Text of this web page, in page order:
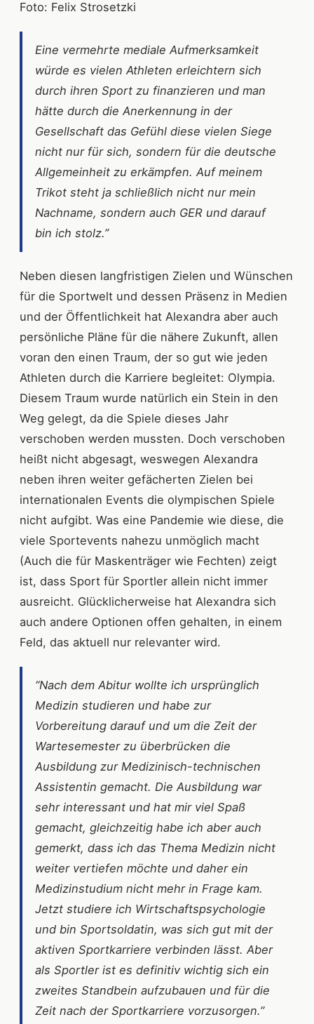
Foto: Felix Strosetzki
Eine vermehrte mediale Aufmerksamkeit
würde es vielen Athleten erleichtern sich
durch ihren Sport zu finanzieren und man
hätte durch die Anerkennung in der
Gesellschaft das Gefühl diese vielen Siege
nicht nur für sich, sondern für die deutsche
Allgemeinheit zu erkämpfen. Auf meinem
Trikot steht ja schließlich nicht nur mein
Nachname, sondern auch GER und darauf
bin ich stolz.”
Neben diesen langfristigen Zielen und Wünschen
für die Sportwelt und dessen Präsenz in Medien
und der Öffentlichkeit hat Alexandra aber auch
persönliche Pläne für die nähere Zukunft, allen
voran den einen Traum, der so gut wie jeden
Athleten durch die Karriere begleitet: Olympia.
Diesem Traum wurde natürlich ein Stein in den
Weg gelegt, da die Spiele dieses Jahr
verschoben werden mussten. Doch verschoben
heißt nicht abgesagt, weswegen Alexandra
neben ihren weiter gefächerten Zielen bei
internationalen Events die olympischen Spiele
nicht aufgibt. Was eine Pandemie wie diese, die
viele Sportevents nahezu unmöglich macht
(Auch die für Maskenträger wie Fechten) zeigt
ist, dass Sport für Sportler allein nicht immer
ausreicht. Glücklicherweise hat Alexandra sich
auch andere Optionen offen gehalten, in einem
Feld, das aktuell nur relevanter wird.
“Nach dem Abitur wollte ich ursprünglich
Medizin studieren und habe zur
Vorbereitung darauf und um die Zeit der
Wartesemester zu überbrücken die
Ausbildung zur Medizinisch-technischen
Assistentin gemacht. Die Ausbildung war
sehr interessant und hat mir viel Spaß
gemacht, gleichzeitig habe ich aber auch
gemerkt, dass ich das Thema Medizin nicht
weiter vertiefen möchte und daher ein
Medizinstudium nicht mehr in Frage kam.
Jetzt studiere ich Wirtschaftspsychologie
und bin Sportsoldatin, was sich gut mit der
aktiven Sportkarriere verbinden lässt. Aber
als Sportler ist es definitiv wichtig sich ein
zweites Standbein aufzubauen und für die
Zeit nach der Sportkarriere vorzusorgen.”